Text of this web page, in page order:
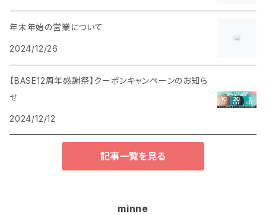
年末年始の営業について
2024/12/26
【BASE12周年感謝祭】クーポンキャンペーンのお知ら
せ
2024/12/12
記事一覧を見る
minne